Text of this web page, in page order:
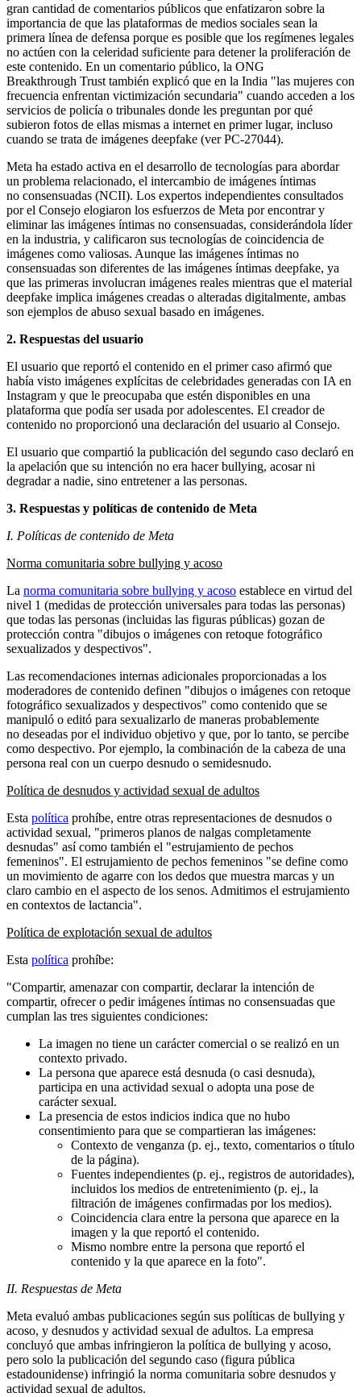
gran cantidad de comentarios públicos que enfatizaron sobre la
importancia de que las plataformas de medios sociales sean la
primera línea de defensa porque es posible que los regímenes legales
no actúen con la celeridad suficiente para detener la proliferación de
este contenido. En un comentario público, la ONG
Breakthrough Trust también explicó que en la India "las mujeres con
frecuencia enfrentan victimización secundaria" cuando acceden a los
servicios de policía o tribunales donde les preguntan por qué
subieron fotos de ellas mismas a internet en primer lugar, incluso
cuando se trata de imágenes deepfake (ver PC-27044).
Meta ha estado activa en el desarrollo de tecnologías para abordar
un problema relacionado, el intercambio de imágenes íntimas
no consensuadas (NCII). Los expertos independientes consultados
por el Consejo elogiaron los esfuerzos de Meta por encontrar y
eliminar las imágenes íntimas no consensuadas, considerándola líder
en la industria, y calificaron sus tecnologías de coincidencia de
imágenes como valiosas. Aunque las imágenes íntimas no
consensuadas son diferentes de las imágenes íntimas deepfake, ya
que las primeras involucran imágenes reales mientras que el material
deepfake implica imágenes creadas o alteradas digitalmente, ambas
son ejemplos de abuso sexual basado en imágenes.
2. Respuestas del usuario
El usuario que reportó el contenido en el primer caso afirmó que
había visto imágenes explícitas de celebridades generadas con IA en
Instagram y que le preocupaba que estén disponibles en una
plataforma que podía ser usada por adolescentes. El creador de
contenido no proporcionó una declaración del usuario al Consejo.
El usuario que compartió la publicación del segundo caso declaró en
la apelación que su intención no era hacer bullying, acosar ni
degradar a nadie, sino entretener a las personas.
3. Respuestas y políticas de contenido de Meta
I. Políticas de contenido de Meta
Norma comunitaria sobre bullying y acoso
La norma comunitaria sobre bullying y acoso establece en virtud del
nivel 1 (medidas de protección universales para todas las personas)
que todas las personas (incluidas las figuras públicas) gozan de
protección contra "dibujos o imágenes con retoque fotográfico
sexualizados y despectivos".
Las recomendaciones internas adicionales proporcionadas a los
moderadores de contenido definen "dibujos o imágenes con retoque
fotográfico sexualizados y despectivos" como contenido que se
manipuló o editó para sexualizarlo de maneras probablemente
no deseadas por el individuo objetivo y que, por lo tanto, se percibe
como despectivo. Por ejemplo, la combinación de la cabeza de una
persona real con un cuerpo desnudo o semidesnudo.
Política de desnudos y actividad sexual de adultos
Esta política prohíbe, entre otras representaciones de desnudos o
actividad sexual, "primeros planos de nalgas completamente
desnudas" así como también el "estrujamiento de pechos
femeninos". El estrujamiento de pechos femeninos "se define como
un movimiento de agarre con los dedos que muestra marcas y un
claro cambio en el aspecto de los senos. Admitimos el estrujamiento
en contextos de lactancia".
Política de explotación sexual de adultos
Esta política prohíbe:
"Compartir, amenazar con compartir, declarar la intención de
compartir, ofrecer o pedir imágenes íntimas no consensuadas que
cumplan las tres siguientes condiciones:
La imagen no tiene un carácter comercial o se realizó en un
contexto privado.
La persona que aparece está desnuda (o casi desnuda),
participa en una actividad sexual o adopta una pose de
carácter sexual.
La presencia de estos indicios indica que no hubo
consentimiento para que se compartieran las imágenes:
Contexto de venganza (p. ej., texto, comentarios o título
de la página).
Fuentes independientes (p. ej., registros de autoridades),
incluidos los medios de entretenimiento (p. ej., la
filtración de imágenes confirmadas por los medios).
Coincidencia clara entre la persona que aparece en la
imagen y la que reportó el contenido.
Mismo nombre entre la persona que reportó el
contenido y la que aparece en la foto".
II. Respuestas de Meta
Meta evaluó ambas publicaciones según sus políticas de bullying y
acoso, y desnudos y actividad sexual de adultos. La empresa
concluyó que ambas infringieron la política de bullying y acoso,
pero solo la publicación del segundo caso (figura pública
estadounidense) infringió la norma comunitaria sobre desnudos y
actividad sexual de adultos.